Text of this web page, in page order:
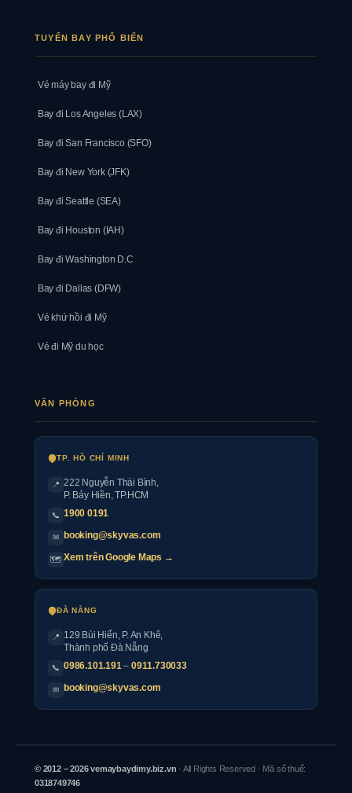
TUYẾN BAY PHỔ BIẾN
Vé máy bay đi Mỹ
Bay đi Los Angeles (LAX)
Bay đi San Francisco (SFO)
Bay đi New York (JFK)
Bay đi Seattle (SEA)
Bay đi Houston (IAH)
Bay đi Washington D.C
Bay đi Dallas (DFW)
Vé khứ hồi đi Mỹ
Vé đi Mỹ du học
VĂN PHÒNG
TP. HỒ CHÍ MINH
📍 222 Nguyễn Thái Bình,
P. Bảy Hiền, TP.HCM
📞 1900 0191
✉ booking@skyvas.com
🗺 Xem trên Google Maps →
ĐÀ NẴNG
📍
129 Bùi Hiển, P. An Khê,
Thành phố Đà Nẵng
📞 0986.101.191–0911.730033
✉ booking@skyvas.com
© 2012 – 2026 vemaybaydimy.biz.vn · All Rights Reserved · Mã số thuế:
0318749746